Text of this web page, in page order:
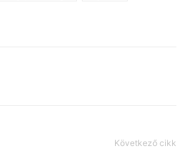
Következő cikk